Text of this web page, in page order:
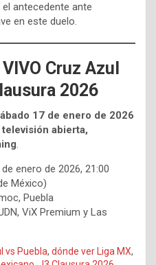
el antecedente ante
en este duelo.
Cruz Azul
2026
17 de enero de 2026
abierta,
.
enero de 2026, 21:00
México)
Puebla
ViX Premium y Las
vs Puebla, dónde ver Liga MX,